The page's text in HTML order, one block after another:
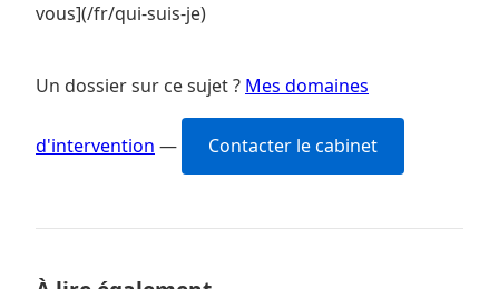
vous](/fr/qui-suis-je)
Un dossier sur ce sujet ? Mes domaines
d'intervention — Contacter le cabinet